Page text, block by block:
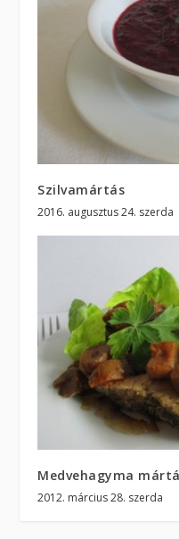
Szilvamártás
2016. augusztus 24. szerda
Medvehagyma
2012. március 28. szerda